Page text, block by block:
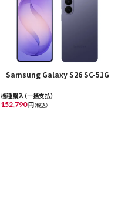
Samsung Galaxy S26 SC-51G
機種購入（一括支払）
152,790円（税込）